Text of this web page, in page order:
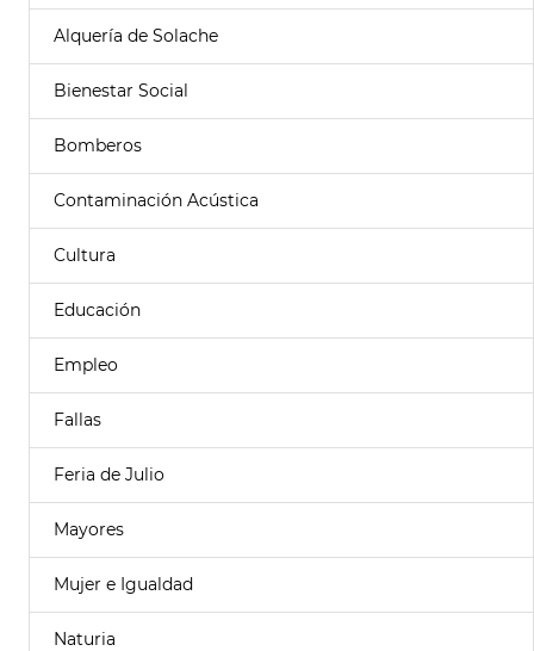
Alquería de Solache
Bienestar Social
Bomberos
Contaminación Acústica
Cultura
Educación
Empleo
Fallas
Feria de Julio
Mayores
Mujer e Igualdad
Naturia